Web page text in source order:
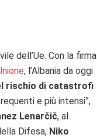
dell’Ue. Con la firma
, l’Albania da oggi
rischio di catastrofi
e più intensi”,
Lenarčič, al
Difesa, Niko